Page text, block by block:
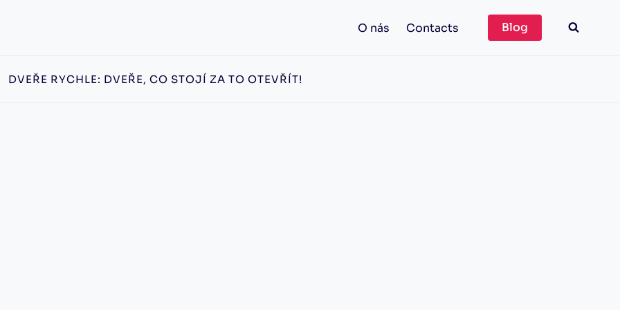
O nás Contacts Blog
DVEŘE RYCHLE: DVEŘE, CO STOJÍ ZA TO OTEVŘÍT!